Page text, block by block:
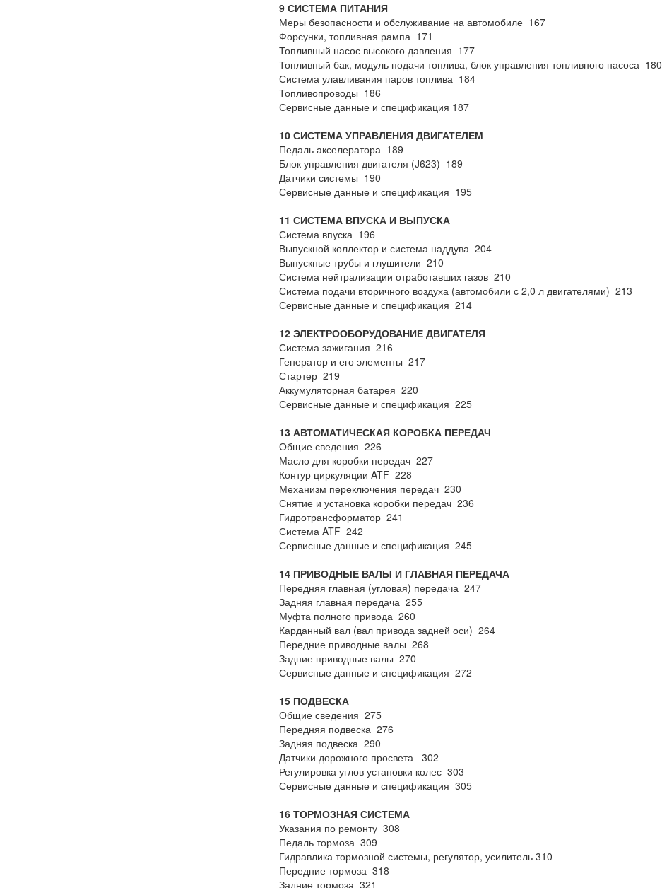
9 СИСТЕМА ПИТАНИЯ
Меры безопасности и обслуживание на автомобиле 167
Форсунки, топливная рампа 171
Топливный насос высокого давления 177
Топливный бак, модуль подачи топлива, блок управления топливного насоса 180
Система улавливания паров топлива 184
Топливопроводы 186
Сервисные данные и спецификация 187
10 СИСТЕМА УПРАВЛЕНИЯ ДВИГАТЕЛЕМ
Педаль акселератора 189
Блок управления двигателя (J623) 189
Датчики системы 190
Сервисные данные и спецификация 195
11 СИСТЕМА ВПУСКА И ВЫПУСКА
Система впуска 196
Выпускной коллектор и система наддува 204
Выпускные трубы и глушители 210
Система нейтрализации отработавших газов 210
Система подачи вторичного воздуха (автомобили с 2,0 л двигателями) 213
Сервисные данные и спецификация 214
12 ЭЛЕКТРООБОРУДОВАНИЕ ДВИГАТЕЛЯ
Система зажигания 216
Генератор и его элементы 217
Стартер 219
Аккумуляторная батарея 220
Сервисные данные и спецификация 225
13 АВТОМАТИЧЕСКАЯ КОРОБКА ПЕРЕДАЧ
Общие сведения 226
Масло для коробки передач 227
Контур циркуляции ATF 228
Механизм переключения передач 230
Снятие и установка коробки передач 236
Гидротрансформатор 241
Система ATF 242
Сервисные данные и спецификация 245
14 ПРИВОДНЫЕ ВАЛЫ И ГЛАВНАЯ ПЕРЕДАЧА
Передняя главная (угловая) передача 247
Задняя главная передача 255
Муфта полного привода 260
Карданный вал (вал привода задней оси) 264
Передние приводные валы 268
Задние приводные валы 270
Сервисные данные и спецификация 272
15 ПОДВЕСКА
Общие сведения 275
Передняя подвеска 276
Задняя подвеска 290
Датчики дорожного просвета 302
Регулировка углов установки колес 303
Сервисные данные и спецификация 305
16 ТОРМОЗНАЯ СИСТЕМА
Указания по ремонту 308
Педаль тормоза 309
Гидравлика тормозной системы, регулятор, усилитель 310
Передние тормоза 318
Задние тормоза 321